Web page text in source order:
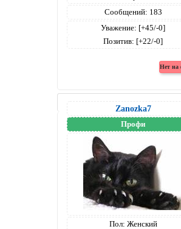
Сообщений: 183
Уважение: [+45/-0]
Позитив: [+22/-0]
Zanozka7
Профи
Пол: Женский